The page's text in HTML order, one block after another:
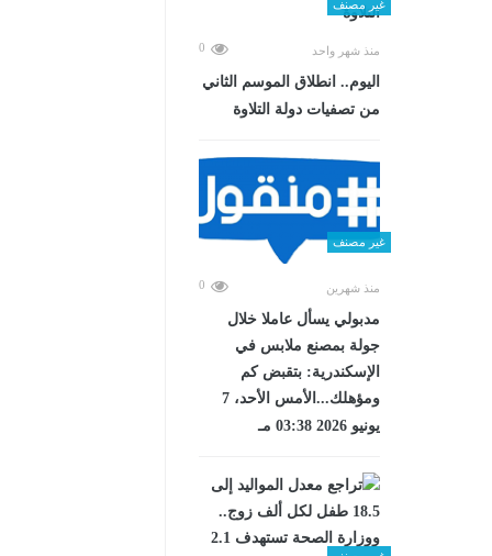
غير مصنف
منذ شهر واحد 0
اليوم.. انطلاق الموسم الثاني
من تصفيات دولة التلاوة
غير مصنف
منذ شهرين 0
مدبولي يسأل عاملا خلال
جولة بمصنع ملابس في
الإسكندرية: بتقبض كم
ومؤهلك...الأمس الأحد، 7
يونيو 2026 03:38 مـ